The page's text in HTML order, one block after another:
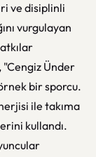
ve disiplinli
vurgulayan
"Cengiz Ünder
bir sporcu.
ile takıma
kullandı.